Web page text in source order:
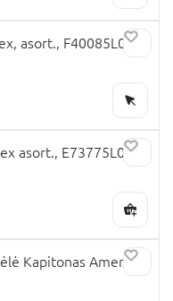
asort., F40085L0
asort., E73775L0
Kapitonas Amerika,